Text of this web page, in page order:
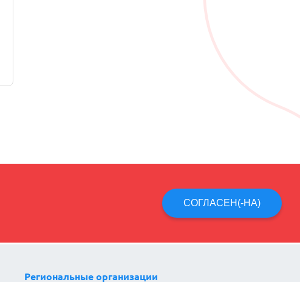
СОГЛАСЕН(-НА)
Региональные организации